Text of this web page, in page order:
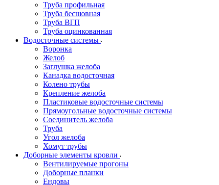
Труба профильная
Труба бесшовная
Труба ВГП
Труба оцинкованная
Водосточные системы
Воронка
Желоб
Заглушка желоба
Канадка водосточная
Колено трубы
Крепление желоба
Пластиковые водосточные системы
Прямоугольные водосточные системы
Соединитель желоба
Труба
Угол желоба
Хомут трубы
Доборные элементы кровли
Вентилируемые прогоны
Доборные планки
Ендовы